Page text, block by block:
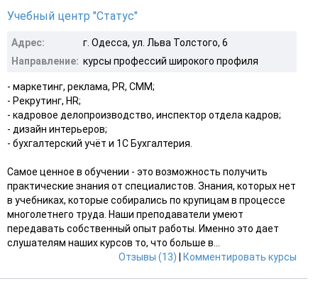
Учебный центр "Статус"
Адрес:
г. Одесса, ул. Льва Толстого, 6
Направление: курсы профессий широкого профиля
- маркетинг, реклама, PR, CMM;
- Рекрутинг, HR;
- кадровое делопроизводство, инспектор отдела кадров;
- дизайн интерьеров;
- бухгалтерский учёт и 1С Бухгалтерия.
Самое ценное в обучении - это возможность получить
практические знания от специалистов. Знания, которых нет
в учебниках, которые собирались по крупицам в процессе
многолетнего труда. Наши преподаватели умеют
передавать собственный опыт работы. Именно это дает
слушателям наших курсов то, что больше в...
Отзывы (13)
Комментировать курсы